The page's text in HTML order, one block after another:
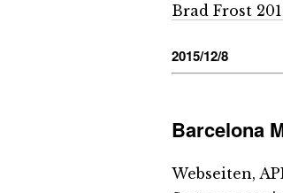
Brad Frost
2015/12/8
Barcelona
Webseiten,